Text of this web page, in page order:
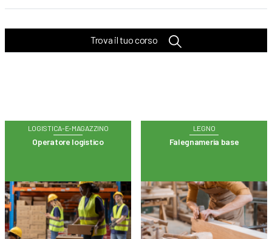
Trova il tuo corso
LOGISTICA-E-MAGAZZINO
Operatore logistico
LEGNO
Falegnameria base